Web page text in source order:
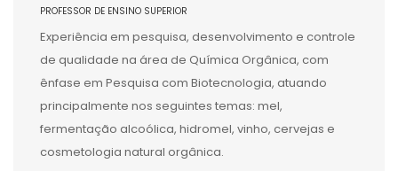
PROFESSOR DE ENSINO SUPERIOR
Experiência em pesquisa, desenvolvimento e controle
de qualidade na área de Química Orgânica, com
ênfase em Pesquisa com Biotecnologia, atuando
principalmente nos seguintes temas: mel,
fermentação alcoólica, hidromel, vinho, cervejas e
cosmetologia natural orgânica.